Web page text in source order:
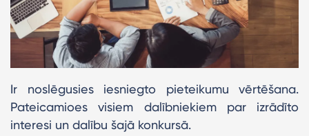
Ir noslēgusies iesniegto pieteikumu vērtēšana.
Pateicamioes visiem dalībniekiem par izrādīto
interesi un dalību šajā konkursā.